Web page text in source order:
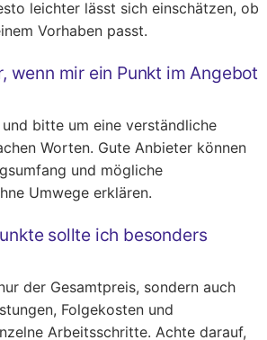
leichter lässt sich einschätzen, ob
Vorhaben passt.
wenn mir ein Punkt im Angebot
bitte um eine verständliche
Worten. Gute Anbieter können
und mögliche
Umwege erklären.
sollte ich besonders
der Gesamtpreis, sondern auch
Folgekosten und
Arbeitsschritte. Achte darauf,